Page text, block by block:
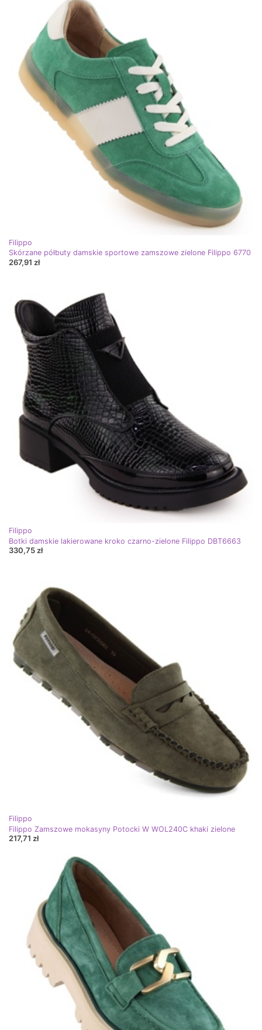
Filippo
Skórzane półbuty damskie sportowe zamszowe zielone Filippo 6770
267,91 zł
Filippo
Botki damskie lakierowane kroko czarno-zielone Filippo DBT6663
330,75 zł
Filippo
Filippo Zamszowe mokasyny Potocki W WOL240C khaki zielone
217,71 zł